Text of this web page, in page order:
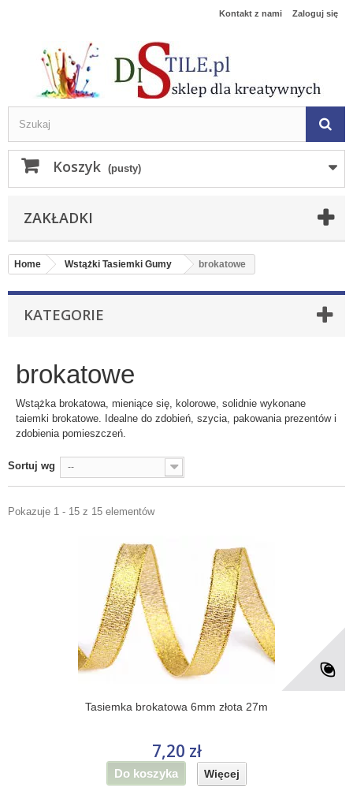
Zaloguj się
Kontakt z nami
Koszyk (pusty)
ZAKŁADKI
Home Wstążki Tasiemki Gumy brokatowe
KATEGORIE
brokatowe
Wstążka brokatowa, mieniące się, kolorowe, solidnie wykonane
taiemki brokatowe. Idealne do zdobień, szycia, pakowania prezentów i
zdobienia pomieszczeń.
Sortuj wg --
Pokazuje 1 - 15 z 15 elementów
Tasiemka brokatowa 6mm złota 27m
7,20 zł
Do koszyka Więcej